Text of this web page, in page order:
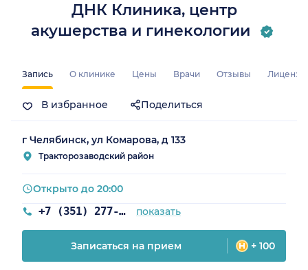
ДНК Клиника, центр
акушерства и гинекологии
Запись О клинике Цены Врачи Отзывы
В избранное Поделиться
г Челябинск, ул Комарова, д 133
Тракторозаводский район
+7 (351) 277-89-46 показать
Открыто до 20:00
Записаться на прием + 100